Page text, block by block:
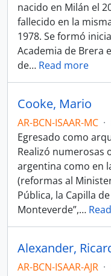
nacido en Milán el
fallecido en la
1978. Se formó
Academia de Brera
de… Read more
Cooke, Mario
AR-BCN-ISAAR-MC ·
Egresado como
Realizó numerosas
argentina como en
(reformas al
Pública, la Capilla
Monteverde”,…
Alexander,
AR-BCN-ISAAR-AJR ·